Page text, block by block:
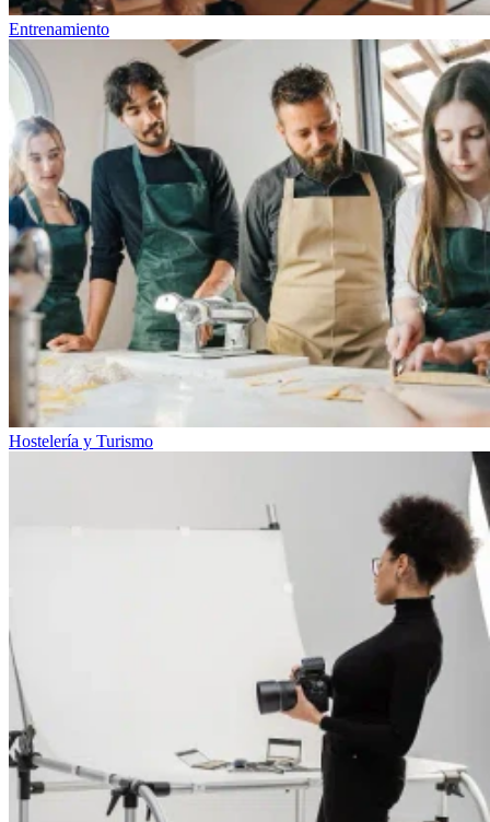
Entrenamiento
Hostelería y Turismo